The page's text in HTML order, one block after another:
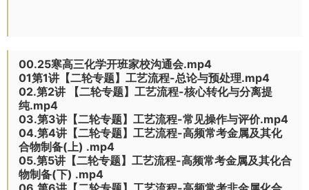
00.25寒高三化学开班家校沟通会.mp4
01第1讲【二轮专题】工艺流程-总论与预处理.mp4
02.第2讲 【二轮专题】工艺流程-核心转化与分离提
纯.mp4
03.第3讲【二轮专题】工艺流程-常见操作与评价.mp4
04.第4讲【二轮专题】工艺流程-高频常考金属及其化
合物制备(上) .mp4
05.第5讲【二轮专题】工艺流程-高频常考金属及其化合
物制备(下) .mp4